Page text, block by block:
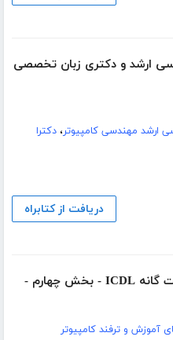
ارشد و دکتری زبان تخصصی
ارشد مهندسی کامپیوتر،دکترا
دریافت از کتابراه
دانلود کتاب آموزش مهارتهای هفت گانه ICDL - بخش چهارم -
آموزش و ترفند کامپیوتر